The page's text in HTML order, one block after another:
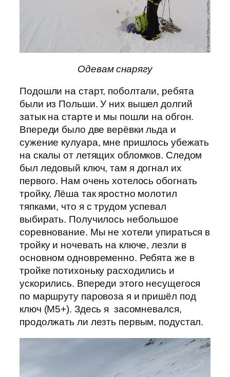
Одевам снарягу
Подошли на старт, поболтали, ребята
были из Польши. У них вышел долгий
затык на старте и мы пошли на обгон.
Впереди было две верёвки льда и
сужение кулуара, мне пришлось убежать
на скалы от летящих обломков. Следом
был ледовый ключ, там я догнал их
первого. Нам очень хотелось обогнать
тройку, Лёша так яростно молотил
тяпками, что я с трудом успевал
выбирать. Получилось небольшое
соревнование. Мы не хотели упираться в
тройку и ночевать на ключе, лезли в
основном одновременно. Ребята же в
тройке потихоньку расходились и
ускорились. Впереди этого несущегося
по маршруту паровоза я и пришёл под
ключ (М5+). Здесь я засомневался,
продолжать ли лезть первым, подустал.